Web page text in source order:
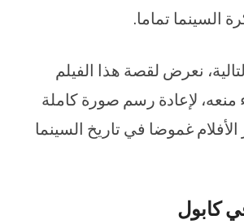
السينما تماما.
نعرض لقصة هذا الفيلم
منعه، لإعادة رسم صورة كاملة
غموضا في تاريخ السينما
كابول